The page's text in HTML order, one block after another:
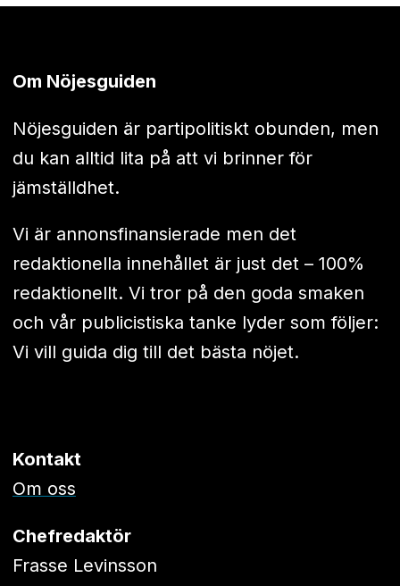
Om Nöjesguiden
Nöjesguiden är partipolitiskt obunden, men
du kan alltid lita på att vi brinner för
jämställdhet.
Vi är annonsfinansierade men det
redaktionella innehållet är just det – 100%
redaktionellt. Vi tror på den goda smaken
och vår publicistiska tanke lyder som följer:
Vi vill guida dig till det bästa nöjet.
Kontakt
Om oss
Chefredaktör
Frasse Levinsson